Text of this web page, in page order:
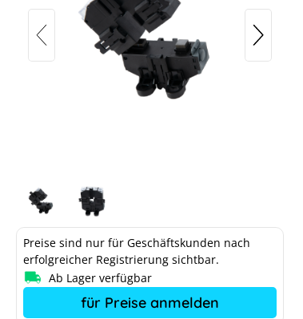
Preise sind nur für Geschäftskunden nach
erfolgreicher Registrierung sichtbar.
Ab Lager verfügbar
für Preise anmelden